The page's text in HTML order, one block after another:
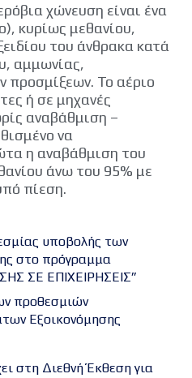
υποβολής των
στο πρόγραμμα
ΣΕ ΕΠΙΧΕΙΡΗΣΕΙΣ”
προθεσμιών
Εξοικονόμησης
στη Διεθνή Έκθεση για
χώνευση είναι ένα
κυρίως μεθανίου,
του άνθρακα κατά
αμμωνίας,
προσμίξεων. Το αέριο
ή σε μηχανές
αναβάθμιση –
να
η αναβάθμιση του
άνω του 95% με
πίεση.